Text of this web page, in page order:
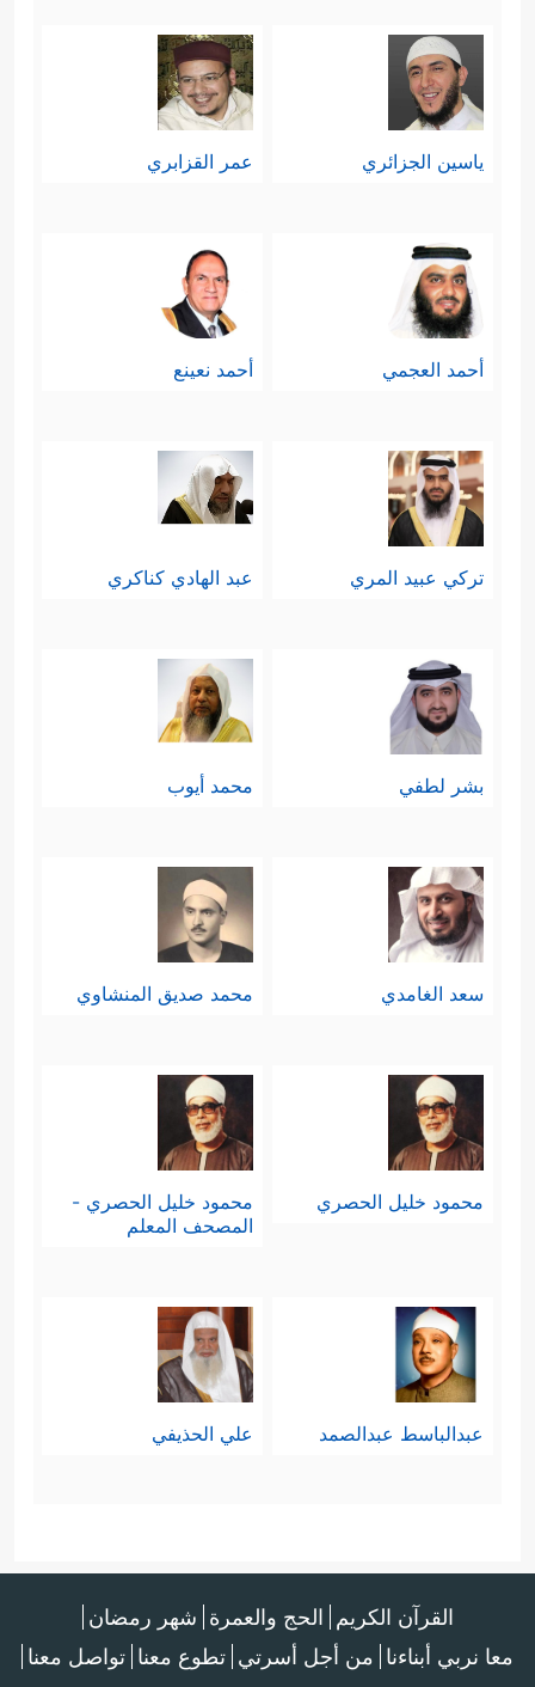
ياسين الجزائري عمر القزابري
أحمد العجمي أحمد نعينع
تركي عبيد المري عبد الهادي كناكري
بشر لطفي محمد أيوب
سعد الغامدي محمد صديق المنشاوي
محمود خليل الحصري
محمود خليل الحصري -
المصحف المعلم
عبدالباسط عبدالصمد علي الحذيفي
القرآن الكريم الحج والعمرة شهر رمضان
معا نربي أبناءنا من أجل أسرتي تطوع معنا تواصل معنا